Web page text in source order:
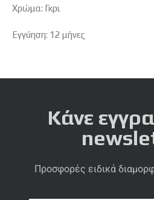
Χρώμα: Γκρι
Εγγύηση: 12 μήνες
Κάνε
Προσφορές ειδικά